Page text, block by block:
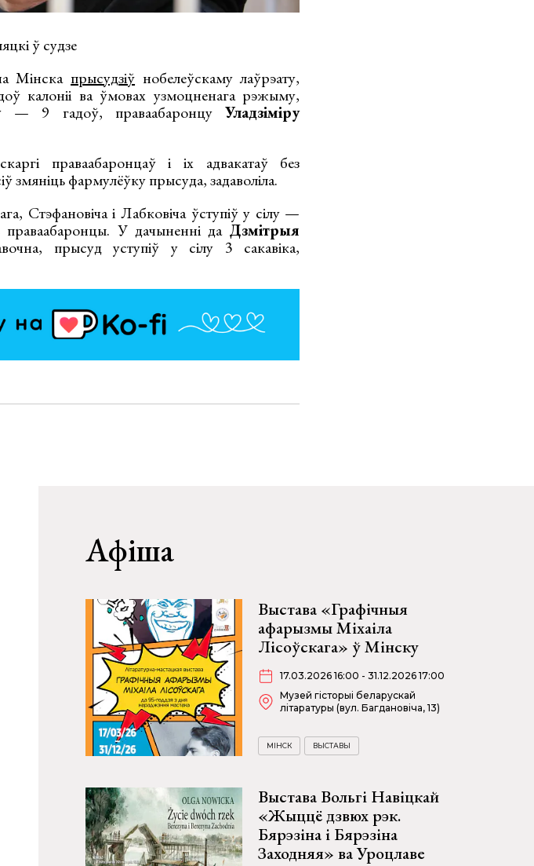
ў судзе
Мінска прысудзіў нобелеўскаму лаўрэату,
калоніі ва ўмовах узмоцненага рэжыму,
— 9 гадоў, праваабаронцуУладзіміру
праваабаронцаў і іх адвакатаў без
змяніць фармулёўку прысуда, задаволіла.
Стэфановіча і Лабковіча ўступіў у сілу —
праваабаронцы. У дачыненні да Дзмітрыя
прысуд уступіў у сілу 3 сакавіка,
Афіша
Выстава «Графічныя
афарызмы Міхаіла
Лісоўскага» ў Мінску
17.03.2026 16:00 - 31.12.2026 17:00
Музей гісторыі беларускай
літаратуры (вул. Багдановіча, 13)
МІНСК ВЫСТАВЫ
Выстава Вольгі Навіцкай
«Жыццё дзвюх рэк.
Бярэзіна і Бярэзіна
Заходняя» ва Уроцлаве